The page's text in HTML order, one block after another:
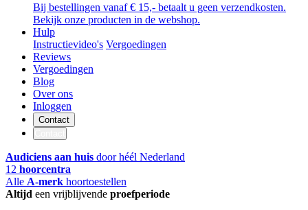
Bij bestellingen vanaf € 15,- betaalt u geen verzendkosten.
Bekijk onze producten in de webshop.
Hulp
Instructievideo's Vergoedingen
Reviews
Vergoedingen
Blog
Over ons
Inloggen
Contact
Audiciens aan huis door héél Nederland
12 hoorcentra
Alle A-merk hoortoestellen
Altijd een vrijblijvende proefperiode